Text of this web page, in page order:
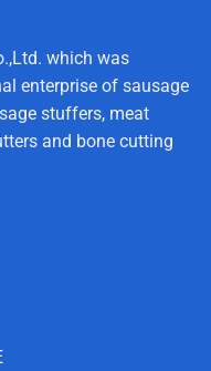
which was
enterprise of sausage
stuffers, meat
and bone cutting